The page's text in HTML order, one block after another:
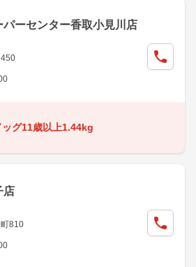
パーセンター香取小見川店
ッグ11歳以上1.44kg
店
810